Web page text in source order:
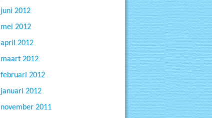
juni 2012
mei 2012
april 2012
maart 2012
februari 2012
januari 2012
november 2011